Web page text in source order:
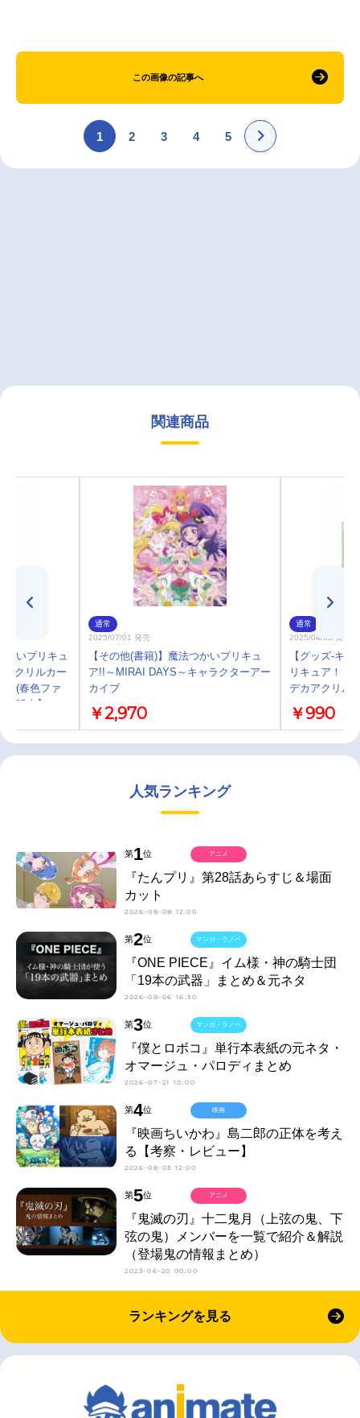
この画像の記事へ
1 2 3 4 5
関連商品
かいプリキュ
クリルカー
ン(春色ファ
販売】
通常
2025/07/01 発売
【その他(書籍)】魔法つかいプリキュ
ア!!～MIRAI DAYS～キャラクターアー
カイブ
￥2,970
通常
2025/04/05 発売
【グッズ-キ
リキュア！！
デカアクリル
は&モフルン(
メイト先行販
￥990
人気ランキング
第1位
『たんプリ』第28話あらすじ＆場面
カット
2026-08-08 12:00
アニメ
第2位
『ONE PIECE』イム様・神の騎士団
「19本の武器」まとめ＆元ネタ
2026-08-06 16:30
マンガ・ラノベ
第3位
『僕とロボコ』単行本表紙の元ネタ・
オマージュ・パロディまとめ
2026-07-21 10:00
マンガ・ラノベ
第4位
『映画ちいかわ』島二郎の正体を考え
る【考察・レビュー】
2026-08-03 12:00
映画
第5位
『鬼滅の刃』十二鬼月（上弦の鬼、下
弦の鬼）メンバーを一覧で紹介＆解説
（登場鬼の情報まとめ）
2023-06-20 00:00
アニメ
ランキングを見る